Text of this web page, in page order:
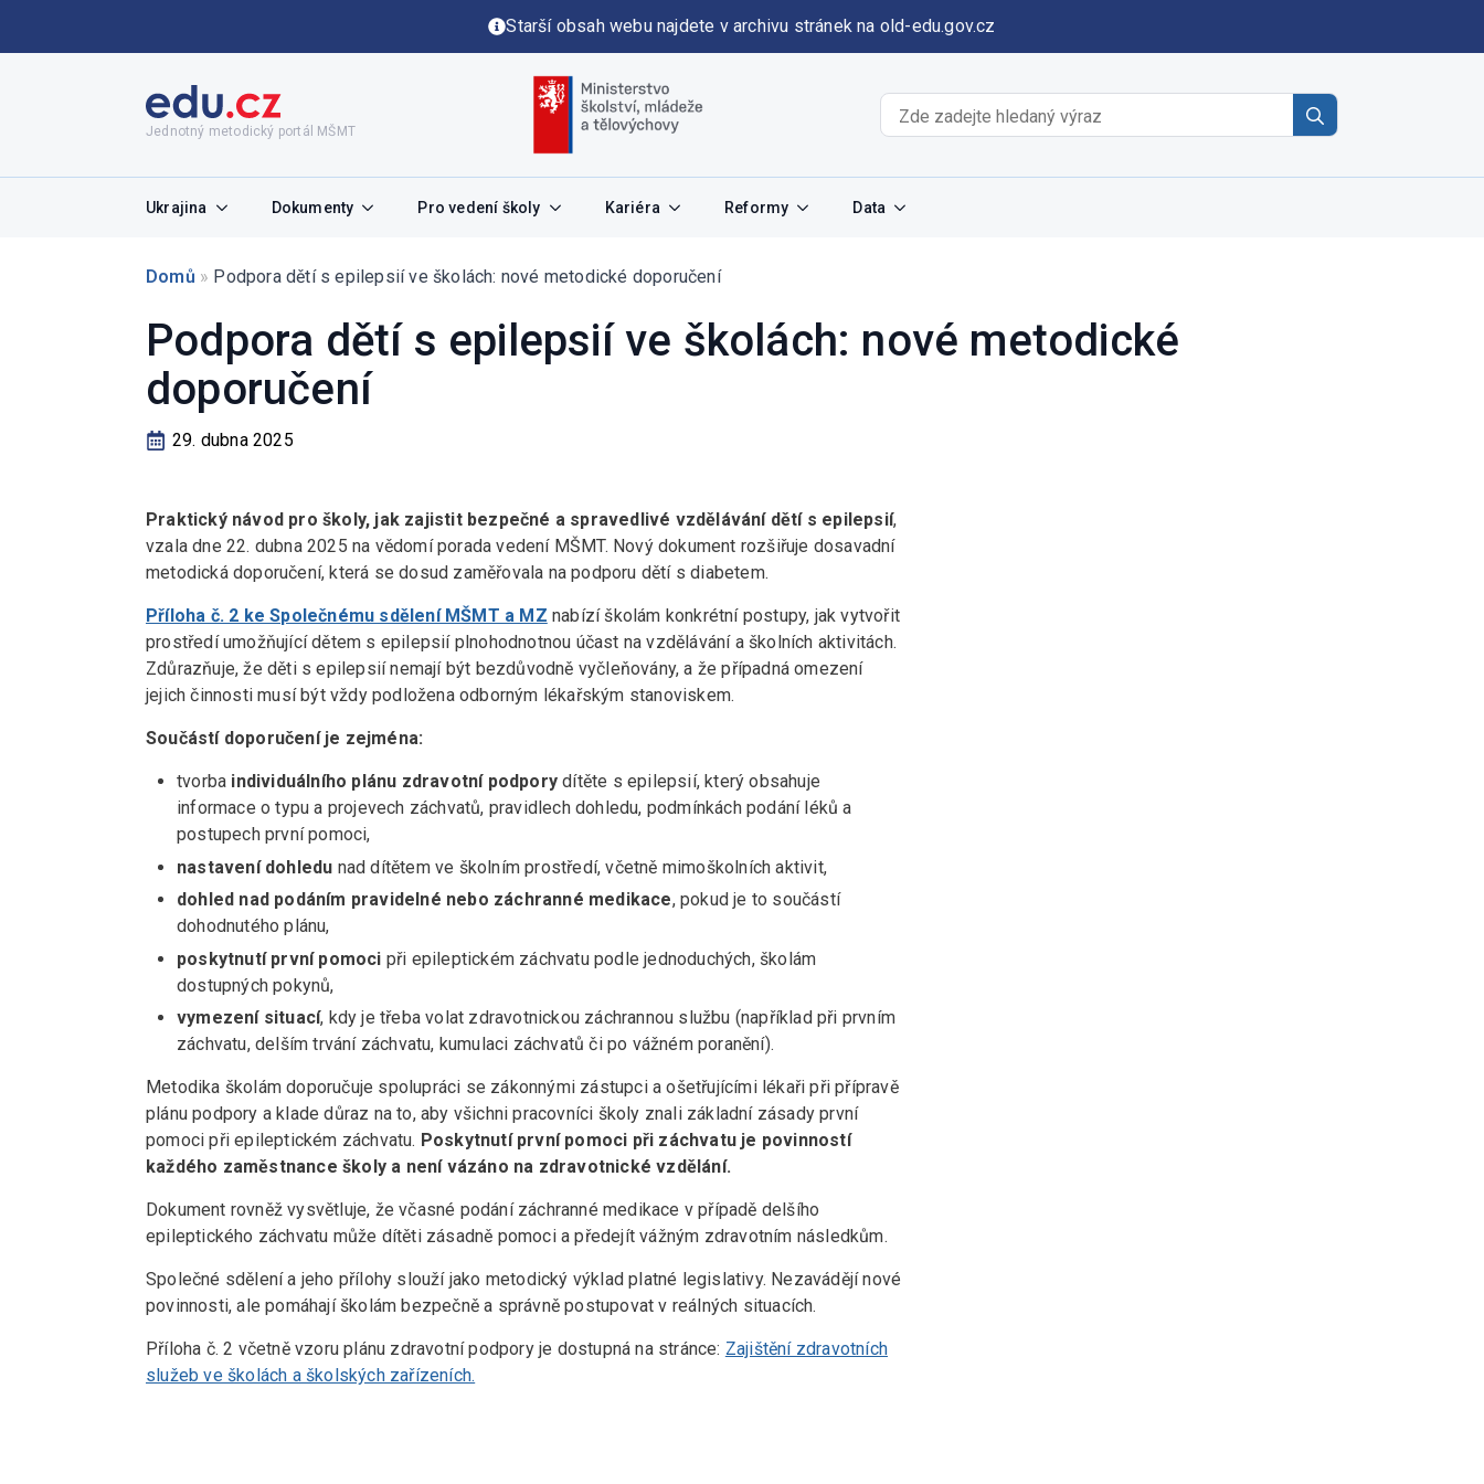
Starší obsah webu najdete v archivu stránek na old-edu.gov.cz
Jednotný metodický portál MŠMT
Search
for:
Ukrajina Dokumenty Pro vedení školy Kariéra Reformy Data
Domů » Podpora dětí s epilepsií ve školách: nové metodické doporučení
Podpora dětí s epilepsií ve školách: nové metodické
doporučení
29. dubna 2025
Praktický návod pro školy, jak zajistit bezpečné a spravedlivé vzdělávání dětí s epilepsií,
vzala dne 22. dubna 2025 na vědomí porada vedení MŠMT. Nový dokument rozšiřuje dosavadní
metodická doporučení, která se dosud zaměřovala na podporu dětí s diabetem.
Příloha č. 2 ke Společnému sdělení MŠMT a MZ nabízí školám konkrétní postupy, jak vytvořit
prostředí umožňující dětem s epilepsií plnohodnotnou účast na vzdělávání a školních aktivitách.
Zdůrazňuje, že děti s epilepsií nemají být bezdůvodně vyčleňovány, a že případná omezení
jejich činnosti musí být vždy podložena odborným lékařským stanoviskem.
Součástí doporučení je zejména:
tvorba individuálního plánu zdravotní podpory dítěte s epilepsií, který obsahuje
informace o typu a projevech záchvatů, pravidlech dohledu, podmínkách podání léků a
postupech první pomoci,
nastavení dohledu nad dítětem ve školním prostředí, včetně mimoškolních aktivit,
dohled nad podáním pravidelné nebo záchranné medikace, pokud je to součástí
dohodnutého plánu,
poskytnutí první pomoci při epileptickém záchvatu podle jednoduchých, školám
dostupných pokynů,
vymezení situací, kdy je třeba volat zdravotnickou záchrannou službu (například při prvním
záchvatu, delším trvání záchvatu, kumulaci záchvatů či po vážném poranění).
Metodika školám doporučuje spolupráci se zákonnými zástupci a ošetřujícími lékaři při přípravě
plánu podpory a klade důraz na to, aby všichni pracovníci školy znali základní zásady první
pomoci při epileptickém záchvatu. Poskytnutí první pomoci při záchvatu je povinností
každého zaměstnance školy a není vázáno na zdravotnické vzdělání.
Dokument rovněž vysvětluje, že včasné podání záchranné medikace v případě delšího
epileptického záchvatu může dítěti zásadně pomoci a předejít vážným zdravotním následkům.
Společné sdělení a jeho přílohy slouží jako metodický výklad platné legislativy. Nezavádějí nové
povinnosti, ale pomáhají školám bezpečně a správně postupovat v reálných situacích.
Příloha č. 2 včetně vzoru plánu zdravotní podpory je dostupná na stránce: Zajištění zdravotních
služeb ve školách a školských zařízeních.